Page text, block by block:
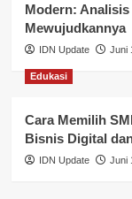
Sosial & Budaya
Sosial &
Modern:
Mewujudkannya
IDN Update Juni
Edukasi
Cara Memilih
Bisnis Digital
IDN Update Juni